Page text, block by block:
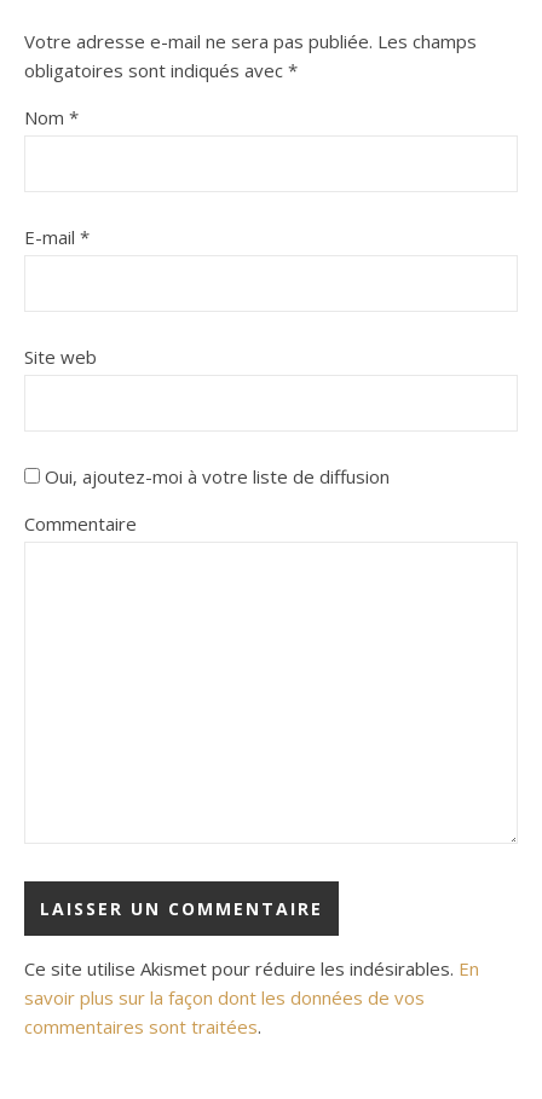
Votre adresse e-mail ne sera pas publiée. Les champs
obligatoires sont indiqués avec *
Nom *
E-mail *
Site web
Oui, ajoutez-moi à votre liste de diffusion
Commentaire
Ce site utilise Akismet pour réduire les indésirables. En
savoir plus sur la façon dont les données de vos
commentaires sont traitées.